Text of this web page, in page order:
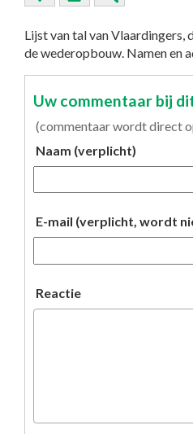
Lijst van tal van Vlaardingers,
de wederopbouw. Namen en
Uw commentaar bij
(commentaar wordt direct
Naam (verplicht)
E-mail (verplicht, wordt
Reactie